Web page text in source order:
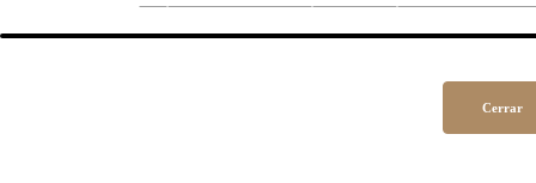
Cerrar